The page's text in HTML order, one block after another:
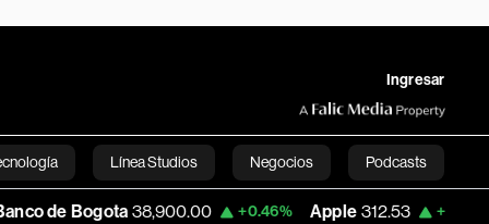
Ingresar
Línea Studios Negocios Podcasts
English
38,900.00 +0.46% Apple 312.53 +0.51% USD COP